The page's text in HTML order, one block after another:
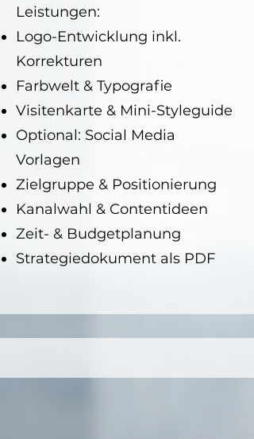
Leistungen:
Logo-Entwicklung inkl.
Korrekturen
Farbwelt & Typografie
Visitenkarte & Mini-Styleguide
Optional: Social Media
Vorlagen
Zielgruppe & Positionierung
Kanalwahl & Contentideen
Zeit- & Budgetplanung
Strategiedokument als PDF